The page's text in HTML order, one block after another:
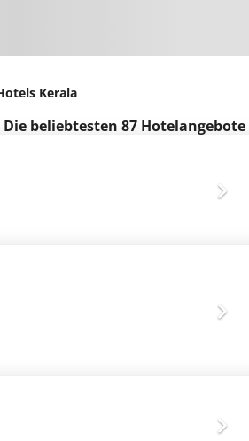
Kerala
beliebtesten 87 Hotelangebote